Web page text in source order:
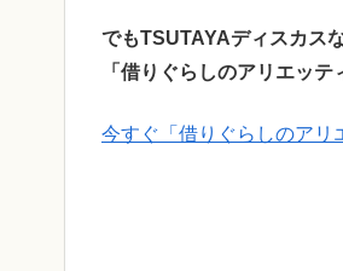
でもTSUTAYAディスカス
「借りぐらしのアリエッテ
今すぐ「借りぐらしのアリ